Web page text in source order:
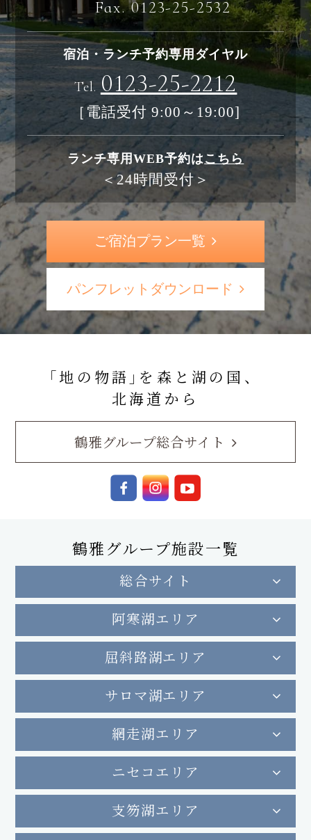
Fax. 0123-25-2532
宿泊・ランチ予約専用ダイヤル
Tel. 0123-25-2212
［電話受付 9:00～19:00]
ランチ専用WEB予約はこちら
＜24時間受付＞
ご宿泊プラン一覧
パンフレットダウンロード
｢地の物語｣を森と湖の国、
北海道から
鶴雅グループ総合サイト
鶴雅グループ施設一覧
総合サイト
阿寒湖エリア
屈斜路湖エリア
サロマ湖エリア
網走湖エリア
ニセコエリア
支笏湖エリア